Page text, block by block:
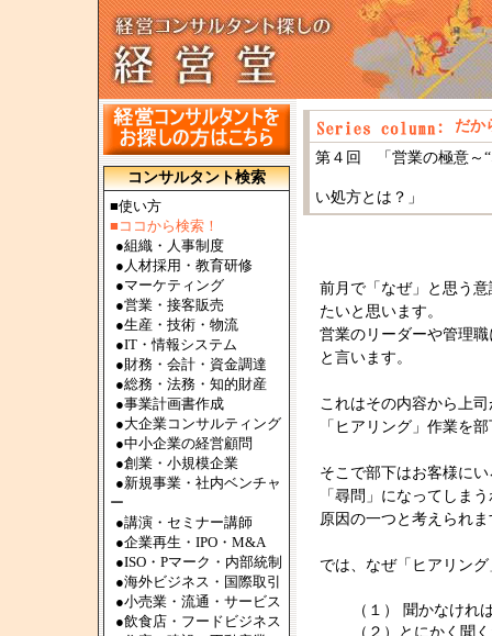
コンサルタント検索
■使い方
■ココから検索！
●組織・人事制度
● 人材採用・教育研修
●マーケティング
●営業・接客販売
●生産・技術・物流
●IT・情報システム
●財務・会計・資金調達
●総務・法務・知的財産
●事業計画書作成
●大企業コンサルティング
●中小企業の経営顧問
●創業・小規模企業
●新規事業・社内ベンチャ
ー
●講演・セミナー講師
●企業再生・IPO・M&A
●ISO・Pマーク・内部統制
●海外ビジネス・国際取引
●小売業・流通・サービス
●飲食店・フードビジネス
だか
第４回 「営業の極意～“
い処方とは？」
前月で「なぜ」と思う
たいと思います。
営業のリーダーや管理
と言います。
これはその内容から上
「ヒアリング」作業を
そこで部下はお客様に
「尋問」になってしま
原因の一つと考えられま
では、なぜ「ヒアリン
（１） 聞かなけれ
（２）とにかく聞